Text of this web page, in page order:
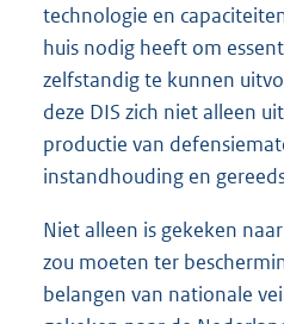
technologie en
huis nodig heeft om
zelfstandig te kunnen
deze DIS zich niet alleen
productie van
instandhouding en
Niet alleen is gekeken
zou moeten ter
belangen van nationale